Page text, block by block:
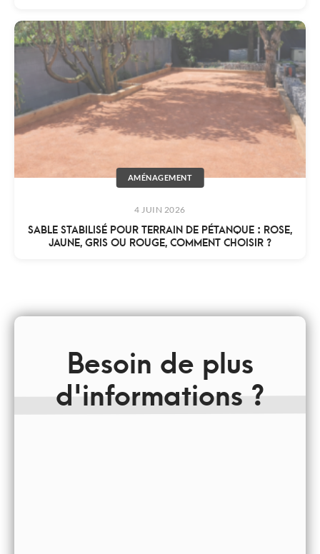
AMÉNAGEMENT
4 JUIN 2026
SABLE STABILISÉ POUR TERRAIN DE PÉTANQUE : ROSE,
JAUNE, GRIS OU ROUGE, COMMENT CHOISIR ?
Besoin de plus
d'informations ?